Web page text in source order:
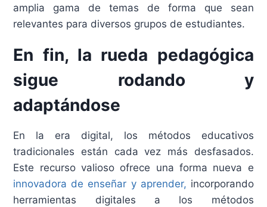
amplia gama de temas de forma que sean
relevantes para diversos grupos de estudiantes.
En fin, la rueda pedagógica
sigue rodando y
adaptándose
En la era digital, los métodos educativos
tradicionales están cada vez más desfasados.
Este recurso valioso ofrece una forma nueva e
innovadora de enseñar y aprender, incorporando
herramientas digitales a los métodos